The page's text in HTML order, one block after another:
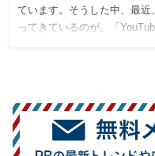
ています。そうした中、最近
ってきているのが、「